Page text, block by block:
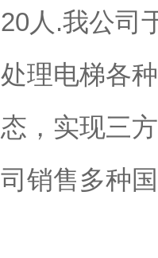
20人.我公司
处理电梯各
态，实现三
司销售多种